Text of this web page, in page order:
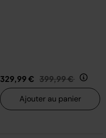
329,99 € Prix réduit de
399,99 € au
Ajouter au panier